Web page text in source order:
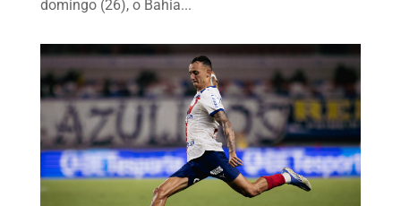
domingo (26), o Bahia...